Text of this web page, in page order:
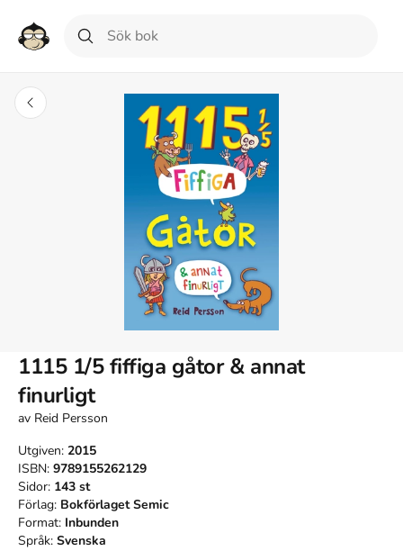
1115 1/5 fiffiga gåtor & annat
finurligt
av Reid Persson
Utgiven: 2015
ISBN: 9789155262129
Sidor: 143 st
Förlag: Bokförlaget Semic
Format: Inbunden
Språk: Svenska